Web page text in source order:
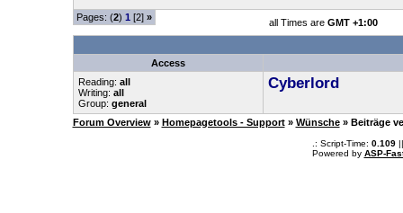
Pages: (2) 1 [2] » all Times are GMT +1:00
Access
Reading: all
Writing: all
Group: general
Cyberlord
Forum Overview » Homepagetools - Support » Wünsche » Beiträge
.: Script-Time: 0.109||
Powered by ASP-